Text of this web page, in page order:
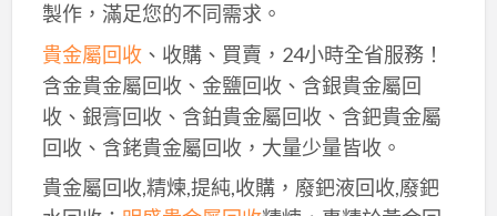
製作，滿足您的不同需求。
貴金屬回收、收購、買賣，24小時全省服務！
含金貴金屬回收、金鹽回收、含銀貴金屬回
收、銀膏回收、含鉑貴金屬回收、含鈀貴金屬
回收、含銠貴金屬回收，大量少量皆收。
貴金屬回收,精煉,提純,收購，廢鈀液回收,廢鈀